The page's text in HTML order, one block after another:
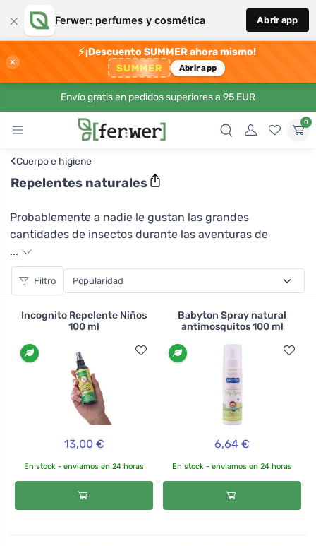
× Ferwer: perfumes y cosmética Abrir app
×
⚡¡Descuento SUMMER ahora mismo!
SUMMER Abrir app
Envío gratis en pedidos superiores a 95 EUR
0
‹Cuerpo e higiene
Repelentes naturales
Probablemente a nadie le gustan las grandes
cantidades de insectos durante las aventuras de
verano en el agua o en una tienda de campaña, o por el
contrario en casa y por la noche con los amigos en la
pérgola. No hace falta precisamente rociar litros de
acabar con los molestos visitantes. Lo único que hay
que hacer es ahuyentarlos, y los remedios naturales
también son estupendos para ello. La combinación de
varios aceites esenciales repele eficazmente a los
insectos. ¡Y huelen muy bien! El aceite antipicaduras de
laSaponaria también te salvará cuando ya no puedas
evitar las picaduras.
...
Filtro
Incognito Repelente Niños
100 ml
13,00 €
En stock - enviamos en 24 horas
Babyton Spray natural
antimosquitos 100 ml
6,64 €
En stock - enviamos en 24 horas